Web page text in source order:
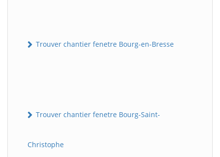
Trouver chantier fenetre Bourg-en-Bresse
Trouver chantier fenetre Bourg-Saint-
Christophe